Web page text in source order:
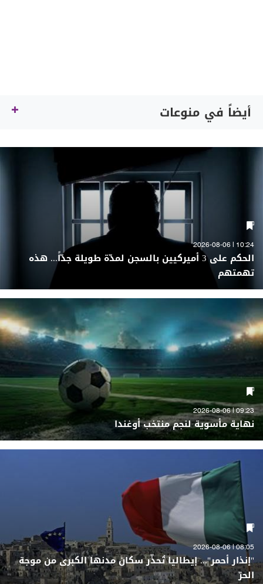
أيضاً في منوعات
10:24 | 2026-08-06
الحكم على 3 أميركيين بالسجن لمدّة طويلة جدّاً... هذه
تهمتهم
09:23 | 2026-08-06
نهاية مأسوية لنجم منتخب أوغندا
08:05 | 2026-08-06
"إنذار أحمر"... إيطاليا تُحذّر سكان مدنها الكبرى من موجة
الحرّ